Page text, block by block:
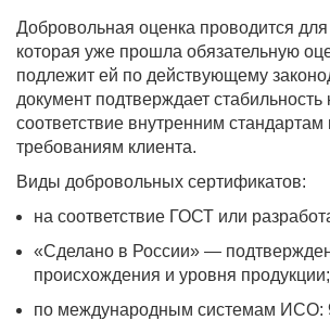
Добровольная оценка проводится
которая уже прошла обязательную
подлежит ей по действующему
документ подтверждает стабильность
соответствие внутренним
требованиям клиента.
Виды добровольных сертификатов:
на соответствие ГОСТ или
«Сделано в России» —
происхождения и уровня продукции;
по международным системам ИСО: